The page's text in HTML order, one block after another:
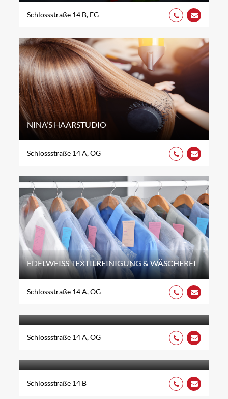
Schlossstraße 14 B, EG
NINA‘S HAARSTUDIO
Schlossstraße 14 A, OG
EDELWEISS TEXTILREINIGUNG & WÄSCHEREI
Schlossstraße 14 A, OG
Schlossstraße 14 A, OG
Schlossstraße 14 B